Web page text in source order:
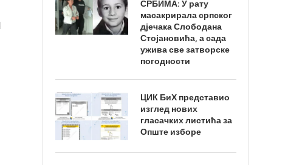
СРБИМА: У рату
масакрирала српског
дјечака Слободана
Стојановића, а сада
ужива све затворске
погодности
ЦИК БиХ представио
изглед нових
гласачких листића за
Опште изборе